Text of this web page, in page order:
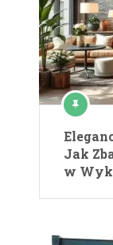
Jak
w